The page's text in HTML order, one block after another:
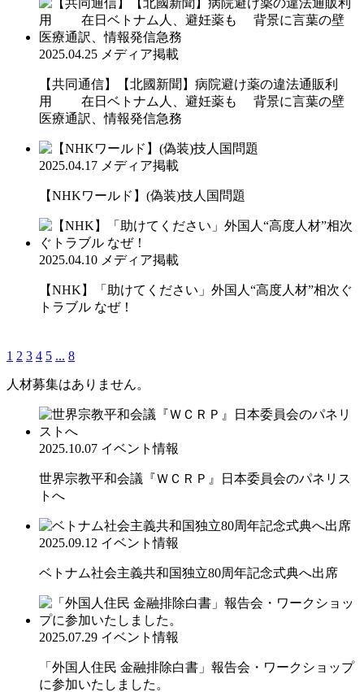
2025.04.25 メディア掲載
【共同通信】【北國新聞】病院避け薬の違法通販利
用 在日ベトナム人、避妊薬も 背景に言葉の壁
医療通訳、情報発信急務
2025.04.17 メディア掲載
【NHKワールド】(偽装)技人国問題
2025.04.10 メディア掲載
【NHK】「助けてください」外国人“高度人材”相次ぐ
トラブル なぜ！
1 2 3 4 5 ... 8
人材募集はありません。
2025.10.07 イベント情報
世界宗教平和会議『ＷＣＲＰ』日本委員会のパネリス
トへ
2025.09.12 イベント情報
ベトナム社会主義共和国独立80周年記念式典へ出席
2025.07.29 イベント情報
「外国人住民 金融排除白書」報告会・ワークショップ
に参加いたしました。